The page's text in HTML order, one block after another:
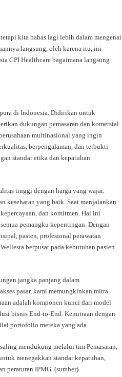
kita bahas lagi lebih dalam mengenai
langsung, oleh karena itu, ini
CPI Healthcare bagaimana langsung
di Indonesia. Didirikan untuk
dukungan pemasaran dan komersial
multinasional yang ingin
berpengalaman, dan terbukti
standar etika dan kepatuhan
tinggi dengan harga yang wajar.
kesehatan yang baik. Saat menjalankan
dan komitmen. Hal ini
pemangku kepentingan. Dengan
pasien, profesional perawatan
berpusat pada kebutuhan pasien
jangka panjang dalam
pasar, kami memungkinkan mitra
adalah komponen kunci dari model
bisnis End-to-End. Kemitraan dengan
portofolio mereka yang ada.
mendukung melalui tim Pemasaran,
menegakkan standar kepatuhan,
peraturan IPMG. (sumber)